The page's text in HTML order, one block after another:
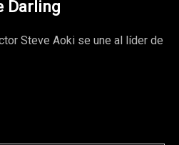
Darling
Steve Aoki se une al líder de